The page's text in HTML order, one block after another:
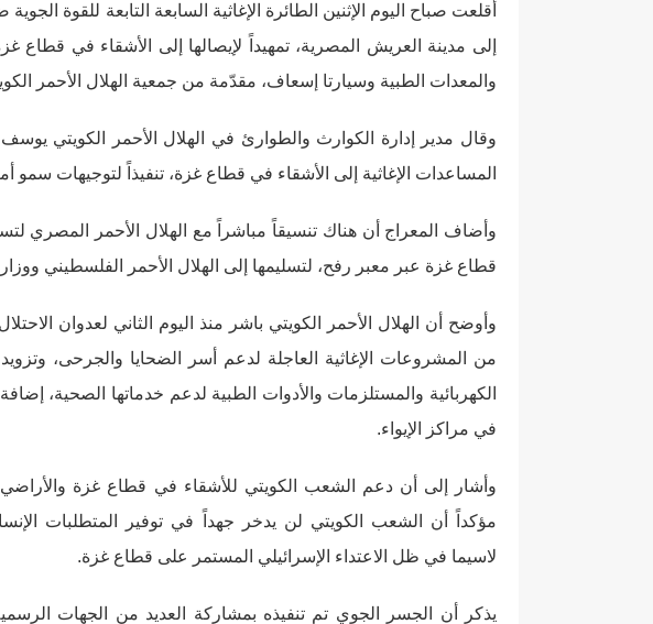
أقلعت صباح اليوم الإثنين الطائرة الإغاثية السابعة التابعة للقوة
والمعدات الطبية وسيارتا إسعاف، مقدّمة من جمعية الهلال الأحمر
وقال مدير إدارة الكوارث والطوارئ في الهلال الأحمر الكويتي
المساعدات الإغاثية إلى الأشقاء في قطاع غزة، تنفيذاً لتوجيهات سمو
وأضاف المعراج أن هناك تنسيقاً مباشراً مع الهلال الأحمر المصري
قطاع غزة عبر معبر رفح، لتسليمها إلى الهلال الأحمر الفلسطيني
وأوضح أن الهلال الأحمر الكويتي باشر منذ اليوم الثاني لعدوان
من المشروعات الإغاثية العاجلة لدعم أسر الضحايا والجرحى،
الكهربائية والمستلزمات والأدوات الطبية لدعم خدماتها الصحية،
في مراكز الإيواء.
وأشار إلى أن دعم الشعب الكويتي للأشقاء في قطاع غزة والأراضي
مؤكداً أن الشعب الكويتي لن يدخر جهداً في توفير المتطلبات
لاسيما في ظل الاعتداء الإسرائيلي المستمر على قطاع غزة.
يذكر أن الجسر الجوي تم تنفيذه بمشاركة العديد من الجهات